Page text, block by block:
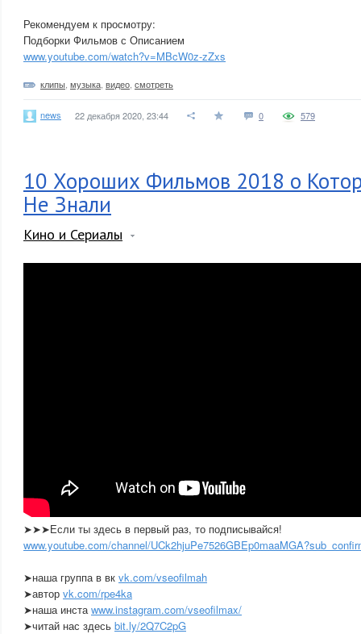
Рекомендуем к просмотру:
Подборки Фильмов с Описанием
www.youtube.com/watch?v=MBcW0z-zZxs
клипы музыка видео смотреть
news 22 декабря 2020, 23:44 0 579
10 Хороших Фильмов 2018 о
Не Знали
Кино и Сериалы
➤➤➤Если ты здесь в первый раз, то подписывайся!
www.youtube.com/channel/
➤наша группа в вк vk.com/vseofilmah
➤автор vk.com/rpe4ka
➤наша инстаwww.instagram.com/vseofilmax/
➤читай нас здесь bit.ly/2Q7C2pG